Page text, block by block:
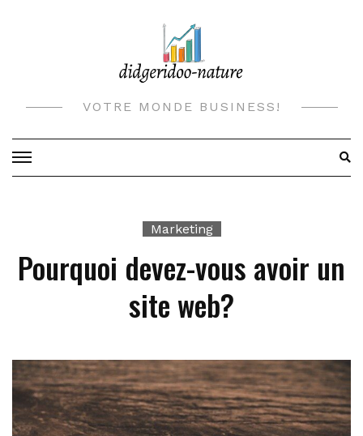
VOTRE MONDE BUSINESS!
Marketing
Pourquoi devez-vous avoir un
site web?